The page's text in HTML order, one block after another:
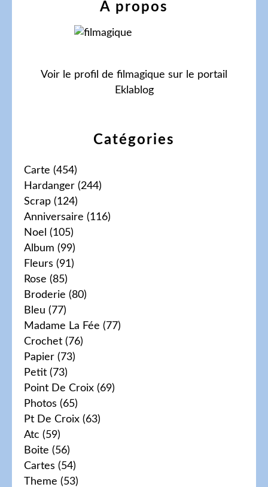
Catégories
Carte (454)
Hardanger (244)
Scrap (124)
Anniversaire (116)
Noel (105)
Album (99)
Fleurs (91)
Rose (85)
Broderie (80)
Bleu (77)
Madame La Fée (77)
Crochet (76)
Papier (73)
Petit (73)
Point De Croix (69)
Photos (65)
Pt De Croix (63)
Atc (59)
Boite (56)
Cartes (54)
Theme (53)
À propos
Voir le profil de filmagique sur le portail
Eklablog